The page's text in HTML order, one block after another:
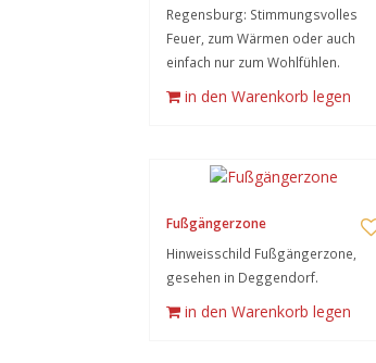
Regensburg: Stimmungsvolles
Feuer, zum Wärmen oder auch
einfach nur zum Wohlfühlen.
in den Warenkorb legen
Fußgängerzone
Hinweisschild Fußgängerzone,
gesehen in Deggendorf.
in den Warenkorb legen